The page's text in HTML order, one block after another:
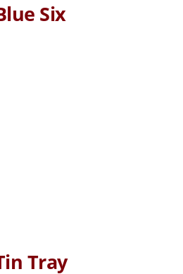
Six
Tray